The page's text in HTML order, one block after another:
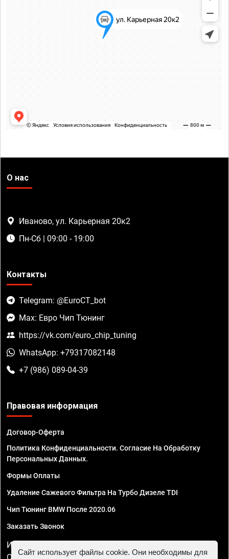
О нас
Иваново, ул. Карьерная 20к2
Пн-Сб | 09:00 - 19:00
Контакты
Telegram: @EuroCT_bot
Max: Евро Чип Тюнинг
https://vk.com/euro_chip_tuning
WhatsApp: +79317082148
+7 (986) 089-04-39
Правовая информация
Договор-Оферта
Политика Конфиденциальности. Согласие На Обработку
Персональных Данных.
Формы Оплаты
Удаление Сажевого Фильтра На Турбо Дизеле TDI
Чип Тюнинг BMW После 2020.06
Заказать Звонок
ИП Смирнов Георгий Павлович. ИНН 781302555843,
Сайт использует файлы cookie. Они необходимы для